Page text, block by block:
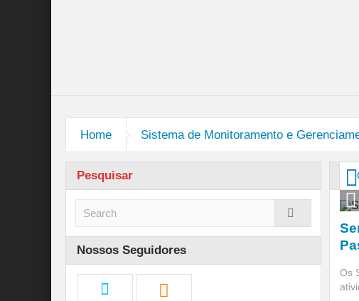
Home Sistema de Monitoramento e
Os
Pesquisar
Nossos Seguidores